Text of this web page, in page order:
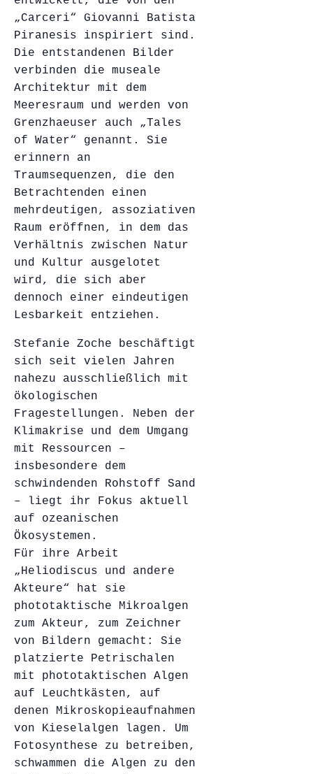
„Carceri“ Giovanni Batista
Piranesis inspiriert sind.
Die entstandenen Bilder
verbinden die museale
Architektur mit dem
Meeresraum und werden von
Grenzhaeuser auch „Tales
of Water“ genannt. Sie
erinnern an
Traumsequenzen, die den
Betrachtenden einen
mehrdeutigen, assoziativen
Raum eröffnen, in dem das
Verhältnis zwischen Natur
und Kultur ausgelotet
wird, die sich aber
dennoch einer eindeutigen
Lesbarkeit entziehen.
Stefanie Zoche beschäftigt
sich seit vielen Jahren
nahezu ausschließlich mit
ökologischen
Fragestellungen. Neben der
Klimakrise und dem Umgang
mit Ressourcen –
insbesondere dem
schwindenden Rohstoff Sand
– liegt ihr Fokus aktuell
auf ozeanischen
Ökosystemen.
Für ihre Arbeit
„Heliodiscus und andere
Akteure“ hat sie
phototaktische Mikroalgen
zum Akteur, zum Zeichner
von Bildern gemacht: Sie
platzierte Petrischalen
mit phototaktischen Algen
auf Leuchtkästen, auf
denen Mikroskopieaufnahmen
von Kieselalgen lagen. Um
Fotosynthese zu betreiben,
schwammen die Algen zu den